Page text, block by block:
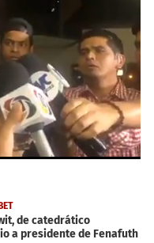
de catedrático
a presidente de Fenafuth